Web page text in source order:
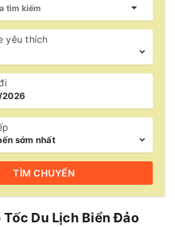
yêu thích
TÌM CHUYẾN
Tốc Du Lịch Biển Đảo